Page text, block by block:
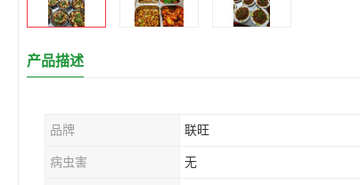
产品描述
品牌 联旺
病虫害 无